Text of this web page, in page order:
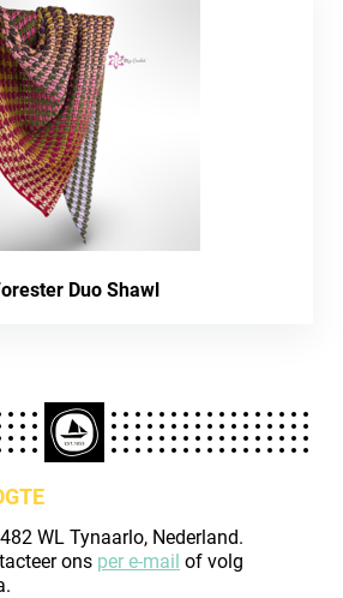
Duo Shawl
WL Tynaarlo, Nederland.
ons per e-mail of volg